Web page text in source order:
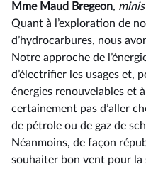
Mme Maud Bregeon,
Quant à l’exploration de
d’hydrocarbures, nous
Notre approche de
d’électrifier les usages et,
énergies renouvelables et
certainement pas d’aller
de pétrole ou de gaz de
Néanmoins, de façon
souhaiter bon vent pour